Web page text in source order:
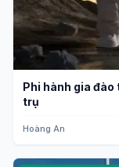
Phi hành gia đào
trụ
Hoàng An